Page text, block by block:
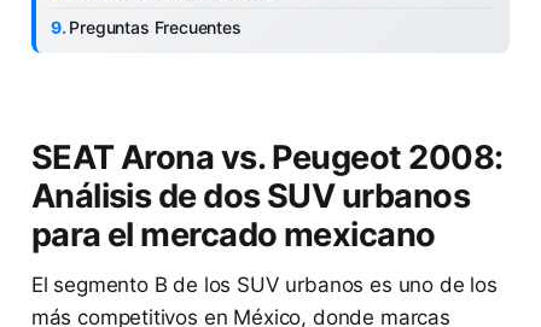
Preguntas Frecuentes
SEAT Arona vs. Peugeot 2008:
Análisis de dos SUV urbanos
para el mercado mexicano
El segmento B de los SUV urbanos es uno de los
más competitivos en México, donde marcas